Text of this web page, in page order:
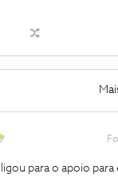
para o apoio para